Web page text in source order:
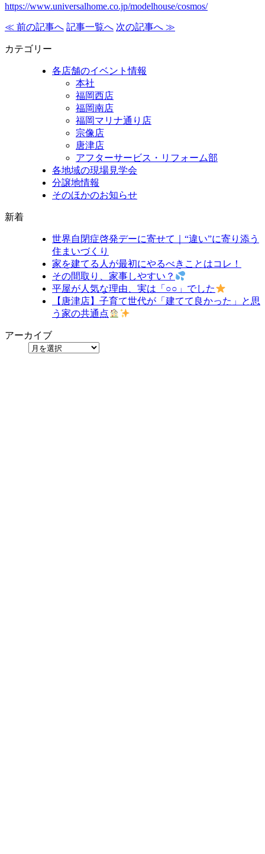
https://www.universalhome.co.jp/modelhouse/cosmos/
≪ 前の記事へ 記事一覧へ 次の記事へ ≫
カテゴリー
各店舗のイベント情報
本社
福岡西店
福岡南店
福岡マリナ通り店
宗像店
唐津店
アフターサービス・リフォーム部
各地域の現場見学会
分譲地情報
そのほかのお知らせ
新着
世界自閉症啓発デーに寄せて｜“違い”に寄り添う
住まいづくり
家を建てる人が最初にやるべきことはコレ！
その間取り、家事しやすい？
平屋が人気な理由、実は「○○」でした
【唐津店】子育て世代が「建てて良かった」と思
う家の共通点
アーカイブ